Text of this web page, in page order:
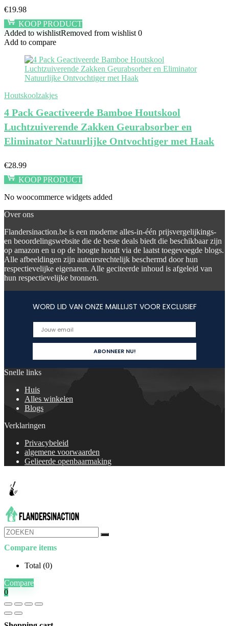
€19.98
KOOP PRODUCT
Added to wishlistRemoved from wishlist 0
Add to compare
Houtskoolzakjes
4 Pack Geactiveerde Bamboe Houtskool
Luchtzuiverende Zakken Geurabsorber en
Eliminator Natuurlijke Ontvochtiger met Haak
€28.99
KOOP PRODUCT
No woocommerce widgets added
Over ons
Flandersinaction.be is een moderne alles-in-één prijsvergelijkings-
en beoordelingswebsite die de beste deals biedt die beschikbaar zijn
op amazon en u op de hoogte houdt via de laatst toegevoegde blogs.
Alle afbeeldingen zijn auteursrechtelijk beschermd door hun
respectievelijke eigenaren. Alle geciteerde inhoud is afgeleid van
hun respectievelijke bronnen.
WORD LID VAN ONZE MAILLIJST VOOR EXCLUSIEF
Snelle links
Huis
Alles winkelen
Blogs
Verklaringen
Privacybeleid
algemene voorwaarden
Gelieerde openbaarmaking
Compare items
Total (0)
Compare
0